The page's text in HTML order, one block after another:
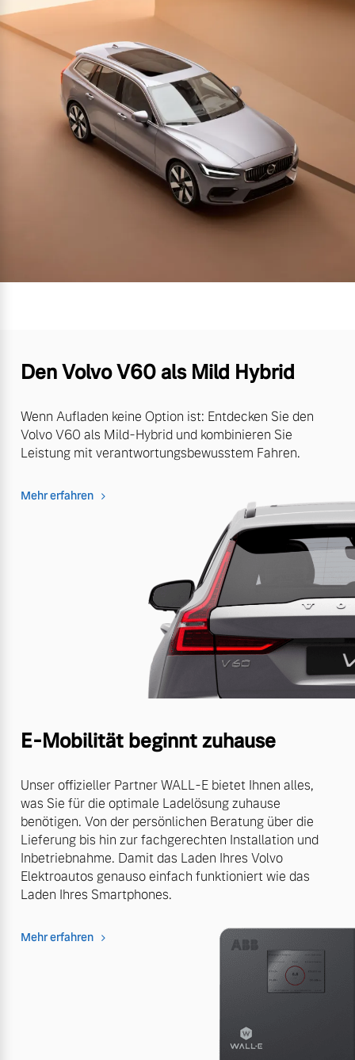
Den Volvo V60 als Mild Hybrid
Wenn Aufladen keine Option ist: Entdecken Sie den
Volvo V60 als Mild-Hybrid und kombinieren Sie
Leistung mit verantwortungsbewusstem Fahren.
Mehr erfahren
E-Mobilität beginnt zuhause
Unser offizieller Partner WALL-E bietet Ihnen alles,
was Sie für die optimale Ladelösung zuhause
benötigen. Von der persönlichen Beratung über die
Lieferung bis hin zur fachgerechten Installation und
Inbetriebnahme. Damit das Laden Ihres Volvo
Elektroautos genauso einfach funktioniert wie das
Laden Ihres Smartphones.
Mehr erfahren